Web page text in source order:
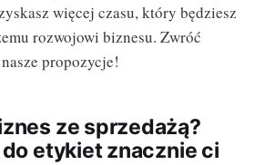
więcej czasu, który będziesz
rozwojowi biznesu. Zwróć
propozycje!
ze sprzedażą?
do etykiet znacznie ci